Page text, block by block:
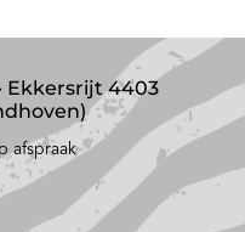
Ekkersrijt 4403
afspraak